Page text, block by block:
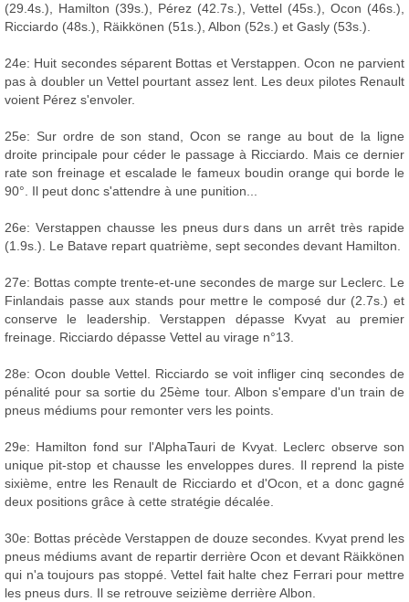
(29.4s.), Hamilton (39s.), Pérez (42.7s.), Vettel (45s.), Ocon (46s.),
Ricciardo (48s.), Räikkönen (51s.), Albon (52s.) et Gasly (53s.).
24e: Huit secondes séparent Bottas et Verstappen. Ocon ne parvient
pas à doubler un Vettel pourtant assez lent. Les deux pilotes Renault
voient Pérez s'envoler.
25e: Sur ordre de son stand, Ocon se range au bout de la ligne
droite principale pour céder le passage à Ricciardo. Mais ce dernier
rate son freinage et escalade le fameux boudin orange qui borde le
90°. Il peut donc s'attendre à une punition...
26e: Verstappen chausse les pneus durs dans un arrêt très rapide
(1.9s.). Le Batave repart quatrième, sept secondes devant Hamilton.
27e: Bottas compte trente-et-une secondes de marge sur Leclerc. Le
Finlandais passe aux stands pour mettre le composé dur (2.7s.) et
conserve le leadership. Verstappen dépasse Kvyat au premier
freinage. Ricciardo dépasse Vettel au virage n°13.
28e: Ocon double Vettel. Ricciardo se voit infliger cinq secondes de
pénalité pour sa sortie du 25ème tour. Albon s'empare d'un train de
pneus médiums pour remonter vers les points.
29e: Hamilton fond sur l'AlphaTauri de Kvyat. Leclerc observe son
unique pit-stop et chausse les enveloppes dures. Il reprend la piste
sixième, entre les Renault de Ricciardo et d'Ocon, et a donc gagné
deux positions grâce à cette stratégie décalée.
30e: Bottas précède Verstappen de douze secondes. Kvyat prend les
pneus médiums avant de repartir derrière Ocon et devant Räikkönen
qui n'a toujours pas stoppé. Vettel fait halte chez Ferrari pour mettre
les pneus durs. Il se retrouve seizième derrière Albon.